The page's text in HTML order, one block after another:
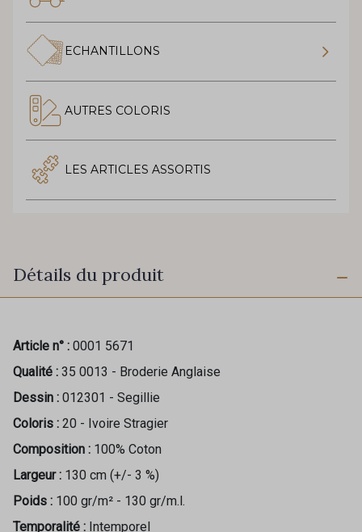
ECHANTILLONS
AUTRES COLORIS
LES ARTICLES ASSORTIS
Détails du produit
Article n° : 0001 5671
Qualité : 35 0013 - Broderie Anglaise
Dessin : 012301 - Segillie
Coloris : 20 - Ivoire Stragier
Composition : 100% Coton
Largeur : 130 cm (+/- 3 %)
Poids : 100 gr/m² - 130 gr/m.l.
Temporalité : Intemporel